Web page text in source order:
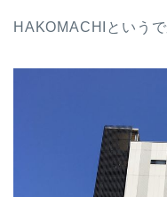
HAKOMACHIというで